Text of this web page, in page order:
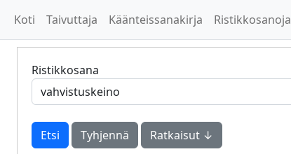
Koti Taivuttaja Käänteissanakirja Ristikkosanoja
Ristikkosana
Tyhjennä Ratkaisut ↓